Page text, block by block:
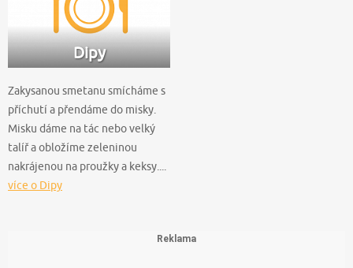
Dipy
Zakysanou smetanu smícháme s
příchutí a přendáme do misky.
Misku dáme na tác nebo velký
talíř a obložíme zeleninou
nakrájenou na proužky a keksy....
více o Dipy